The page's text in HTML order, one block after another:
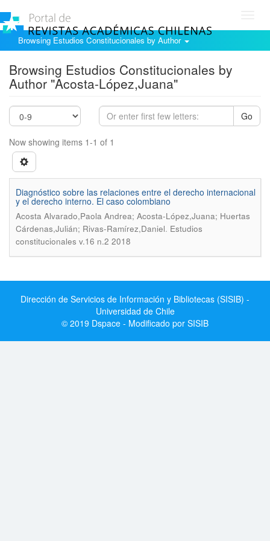
Browsing Estudios Constitucionales by Author
Browsing Estudios Constitucionales by
Author "Acosta-López,Juana"
Go
Now showing items 1-1 of 1
Diagnóstico sobre las relaciones entre el derecho internacional
y el derecho interno. El caso colombiano
Acosta Alvarado,Paola Andrea; Acosta-López,Juana; Huertas
Cárdenas,Julián; Rivas-Ramírez,Daniel. Estudios
constitucionales v.16 n.2 2018
Dirección de Servicios de Información y Bibliotecas (SISIB) -
Universidad de Chile
© 2019 Dspace - Modificado por SISIB